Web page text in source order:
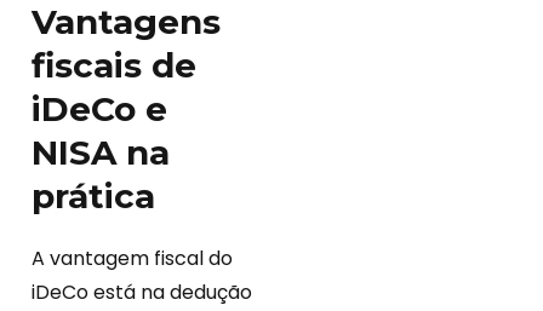
Vantagens
fiscais de
iDeCo e
NISA na
prática
A vantagem fiscal do
iDeCo está na dedução